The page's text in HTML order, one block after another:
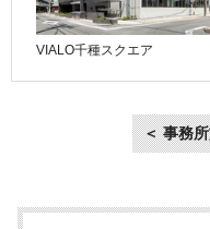
VIALO千種スクエア
＜ 事務